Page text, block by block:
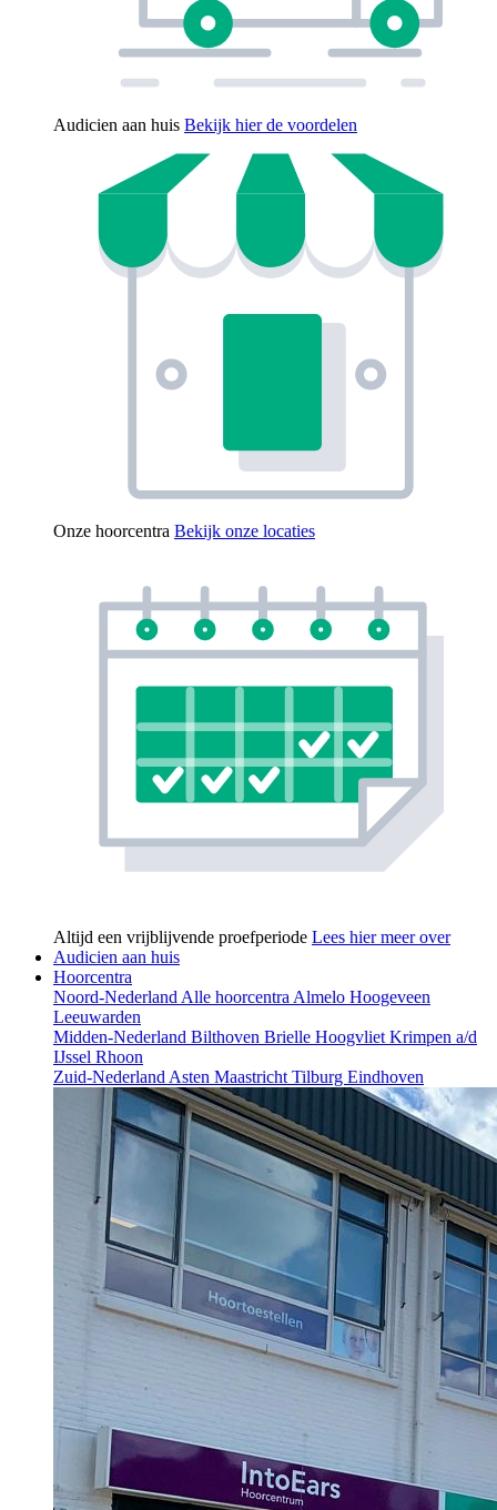
Audicien aan huis Bekijk hier de voordelen
Onze hoorcentra Bekijk onze locaties
Altijd een vrijblijvende proefperiode Lees hier meer over
Audicien aan huis
Hoorcentra
Noord-NederlandAlle hoorcentraAlmelo Hoogeveen
Leeuwarden
Midden-Nederland Bilthoven Brielle HoogvlietKrimpen a/d
IJssel Rhoon
Zuid-NederlandAsten MaastrichtTilburg Eindhoven